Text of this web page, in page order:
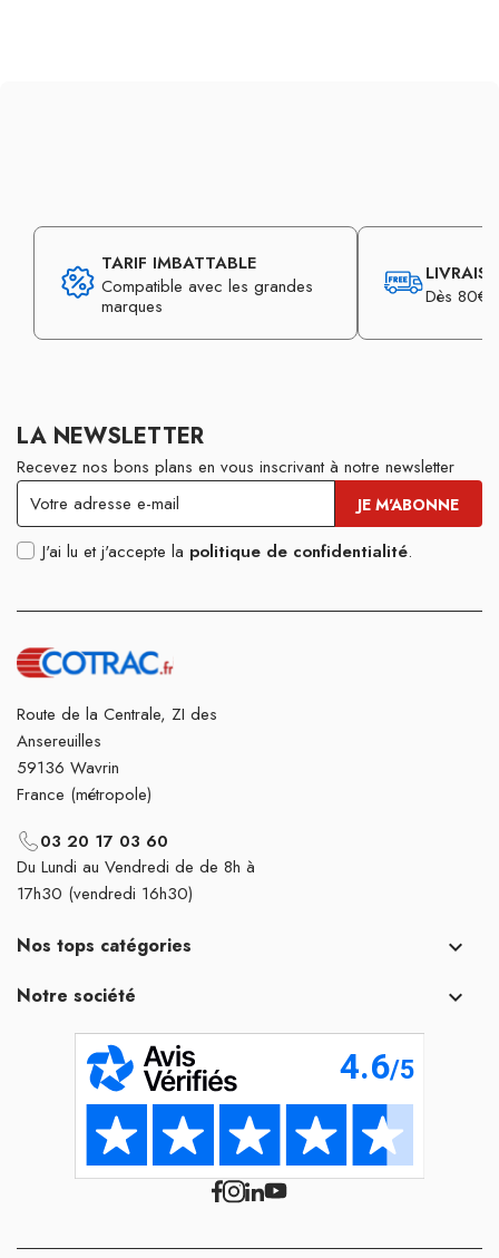
TARIF IMBATTABLE
Compatible avec les grandes
marques
Dès 80€
LA NEWSLETTER
Recevez nos bons plans en vous inscrivant à notre newsletter
J'ai lu et j'accepte la politique de confidentialité.
Route de la Centrale, ZI des
Ansereuilles
59136 Wavrin
France (métropole)
03 20 17 03 60
Du Lundi au Vendredi de de 8h à
17h30 (vendredi 16h30)
Nos tops catégories 
Notre société 